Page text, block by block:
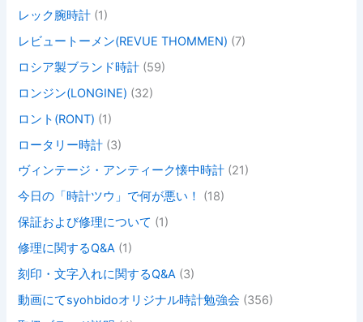
レック腕時計 (1)
レビュートーメン(REVUE THOMMEN) (7)
ロシア製ブランド時計 (59)
ロンジン(LONGINE) (32)
ロント(RONT) (1)
ロータリー時計 (3)
ヴィンテージ・アンティーク懐中時計 (21)
今日の「時計ツウ」で何が悪い！
(18)
保証および修理について (1)
修理に関するQ&A (1)
刻印・文字入れに関するQ&A (3)
動画にてsyohbidoオリジナル時計勉強会 (356)